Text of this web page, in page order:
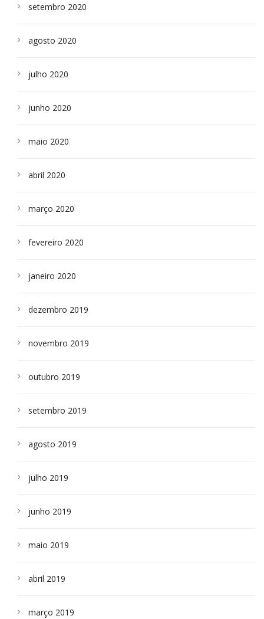
setembro 2020
agosto 2020
julho 2020
junho 2020
maio 2020
abril 2020
março 2020
fevereiro 2020
janeiro 2020
dezembro 2019
novembro 2019
outubro 2019
setembro 2019
agosto 2019
julho 2019
junho 2019
maio 2019
abril 2019
março 2019